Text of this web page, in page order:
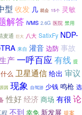
型 收发 几 就会 15个 灵敏
解答 iVMS 2.6G 医院 禁用
麦通 巨大 八大 SatixFy NDP-
来自 灌音 边防 事故
产一呼百应有线 提
么 卫星通信 给出 审议
原因 现象 自驾游 少钱 鸣枪 选
性好经济 商场 有很 论
程 不到 幸免 新发展 提案